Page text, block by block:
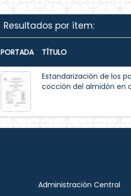
Resultados por ítem:
PORTADA TÍTULO
Estandarización de los
cocción del almidón en
Administración Central